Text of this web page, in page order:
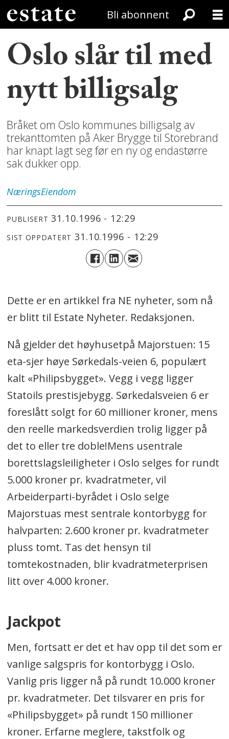
Bli abonnent
Oslo slår til med
nytt billigsalg
Bråket om Oslo kommunes billigsalg av
trekanttomten på Aker Brygge til Storebrand
har knapt lagt seg før en ny og endastørre
sak dukker opp.
NæringsEiendom
PUBLISERT 31.10.1996 - 12:29
SIST OPPDATERT 31.10.1996 - 12:29
Dette er en artikkel fra NE nyheter, som nå
er blitt til Estate Nyheter. Redaksjonen.
Nå gjelder det høyhusetpå Majorstuen: 15
eta-sjer høye Sørkedals-veien 6, populært
kalt «Philipsbygget». Vegg i vegg ligger
Statoils prestisjebygg. Sørkedalsveien 6 er
foreslått solgt for 60 millioner kroner, mens
den reelle markedsverdien trolig ligger på
det to eller tre doble!Mens usentrale
borettslagsleiligheter i Oslo selges for rundt
5.000 kroner pr. kvadratmeter, vil
Arbeiderparti-byrådet i Oslo selge
Majorstuas mest sentrale kontorbygg for
halvparten: 2.600 kroner pr. kvadratmeter
pluss tomt. Tas det hensyn til
tomtekostnaden, blir kvadratmeterprisen
litt over 4.000 kroner.
Jackpot
Men, fortsatt er det et hav opp til det som er
vanlige salgspris for kontorbygg i Oslo.
Vanlig pris ligger nå på rundt 10.000 kroner
pr. kvadratmeter. Det tilsvarer en pris for
«Philipsbygget» på rundt 150 millioner
kroner. Erfarne meglere, takstfolk og